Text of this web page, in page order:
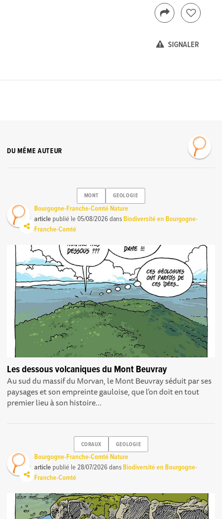
SIGNALER
DU MÊME AUTEUR
MONT GEOLOGIE
Bourgogne-Franche-Comté Nature
article publié le05/08/2026dansBiodiversité en Bourgogne-
Franche-Comté
Les dessous volcaniques du Mont Beuvray
Au sud du massif du Morvan, le Mont Beuvray séduit par ses
paysages et son empreinte gauloise, que l’on doit en tout
premier lieu à son histoire...
CORAUX GEOLOGIE
Bourgogne-Franche-Comté Nature
article publié le28/07/2026dansBiodiversité en Bourgogne-
Franche-Comté